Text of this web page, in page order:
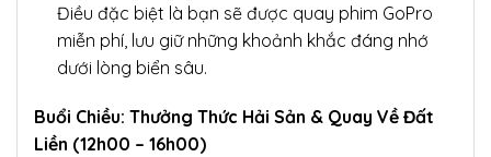
Điều đặc biệt là bạn sẽ được quay phim GoPro
miễn phí, lưu giữ những khoảnh khắc đáng nhớ
dưới lòng biển sâu.
Buổi Chiều: Thưởng Thức Hải Sản & Quay Về Đất
Liền (12h00 – 16h00)